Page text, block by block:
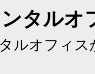
タルオ
ルオフィ